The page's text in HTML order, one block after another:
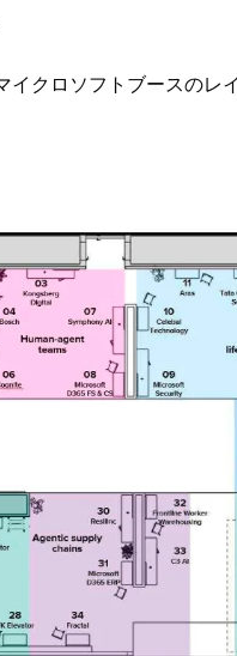
クロソフトブースのレ